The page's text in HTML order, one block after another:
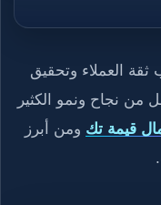
العملاء وتحقيق
من نجاح ونمو الكثير
قيمة تك ومن أبرز